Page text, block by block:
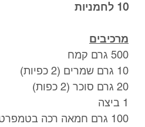
10 לחמניות
מרכיבים
500 גרם קמח
10 גרם שמרים (2 כפיות)
20 גרם סוכר (2 כפות)
1 ביצה
100 גרם חמאה רכה בטמפרטורת החדר